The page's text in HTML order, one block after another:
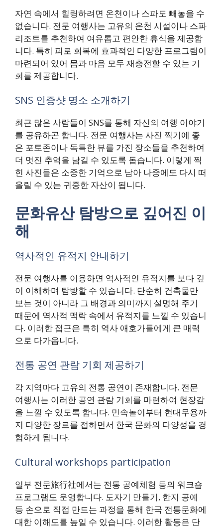
자연 속에서 힐링하려면 온천이나 스파도 빼놓을 수
없습니다. 전문 여행사는 고유의 온천 시설이나 스파
리조트를 추천하여 여유롭고 편안한 휴식을 제공합
니다. 특히 피로 회복에 효과적인 다양한 프로그램이
마련되어 있어 몸과 마음 모두 재충전할 수 있는 기
회를 제공합니다.
SNS 인증샷 명소 소개하기
최근 많은 사람들이 SNS를 통해 자신의 여행 이야기
를 공유하곤 합니다. 전문 여행사는 사진 찍기에 좋
은 포토존이나 독특한 뷰를 가진 장소들을 추천하여
더 멋진 추억을 남길 수 있도록 돕습니다. 이렇게 찍
힌 사진들은 소중한 기억으로 남아 나중에도 다시 떠
올릴 수 있는 귀중한 자산이 됩니다.
문화유산 탐방으로 깊어진 이
해
역사적인 유적지 안내하기
전문 여행사를 이용하면 역사적인 유적지를 보다 깊
이 이해하며 탐방할 수 있습니다. 단순히 건축물만
보는 것이 아니라 그 배경과 의미까지 설명해 주기
때문에 역사적 맥락 속에서 유적지를 느낄 수 있습니
다. 이러한 접근은 특히 역사 애호가들에게 큰 매력
으로 다가옵니다.
전통 공연 관람 기회 제공하기
각 지역마다 고유의 전통 공연이 존재합니다. 전문
여행사는 이러한 공연 관람 기회를 마련하여 현장감
을 느낄 수 있도록 합니다. 민속놀이부터 현대무용까
지 다양한 장르를 접하면서 한국 문화의 다양성을 경
험하게 됩니다.
Cultural workshops participation
일부 전문旅行社에서는 전통 공예체험 등의 워크숍
프로그램도 운영합니다. 도자기 만들기, 한지 공예
등 손으로 직접 만드는 과정을 통해 한국 전통문화에
대한 이해도를 높일 수 있습니다. 이러한 활동은 단